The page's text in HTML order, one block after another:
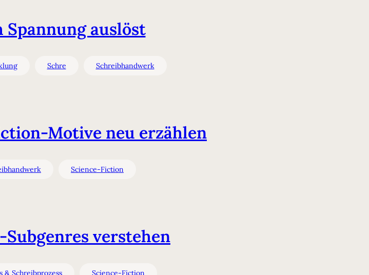
auslöst
Schre Schreibhandwerk
Motive neu erzählen
Science-Fiction
verstehen
& Schreibprozess Science-Fiction